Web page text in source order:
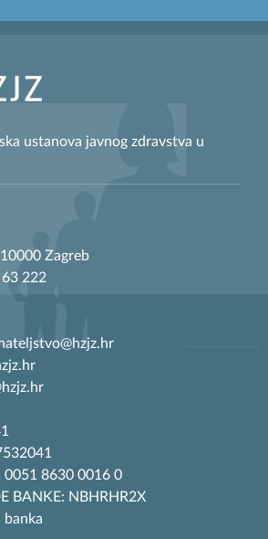
ustanova javnog zdravstva u
Zagreb
63 222
0051 8630 0016 0
BANKE: NBHRHR2X
banka